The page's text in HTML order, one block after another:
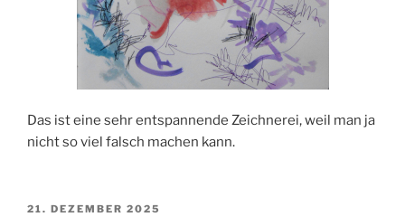
Das ist eine sehr entspannende Zeichnerei, weil man ja
nicht so viel falsch machen kann.
VERÖFFENTLICHT
21. DEZEMBER 2025